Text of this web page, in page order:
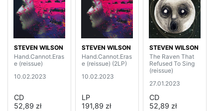
STEVEN WILSON
Hand.Cannot.Eras
e (reissue)
10.02.2023
CD
52,89 zł
STEVEN WILSON
Hand.Cannot.Eras
e (reissue) (2LP)
10.02.2023
LP
191,89 zł
STEVEN WILSON
The Raven That
Refused To Sing
(reissue)
27.01.2023
CD
52,89 zł